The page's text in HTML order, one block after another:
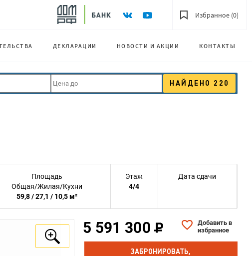
Избранное (0)
ДЕКЛАРАЦИИ НОВОСТИ И АКЦИИ КОНТАКТЫ
НАЙДЕНО 220
Площадь
Общая/Жилая/Кухни
59,8 / 27,1 / 10,5 м²
Этаж
4/4
Дата сдачи
5 591 300
Добавить в
избранное
ЗАБРОНИРОВАТЬ,